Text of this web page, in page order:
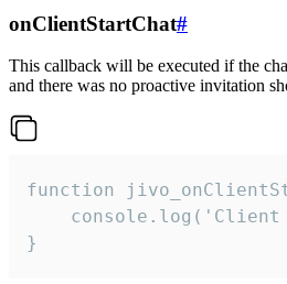
onClientStartChat#
This callback will be executed if the
and there was no proactive invitation
function
}